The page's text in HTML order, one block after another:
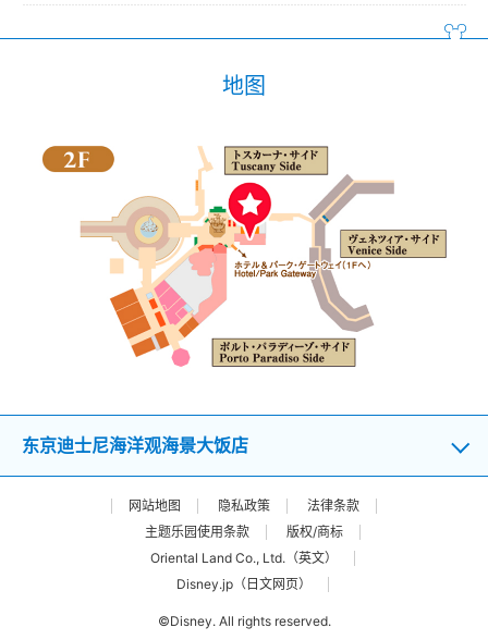
地图
东京迪士尼海洋观海景大饭店
网站地图 隐私政策
法律条款
主题乐园使用条款
版权/商标
Oriental Land Co., Ltd.（英文）
Disney.jp（日文网页）
©Disney. All rights reserved.